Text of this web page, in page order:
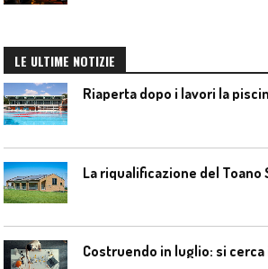
LE ULTIME NOTIZIE
Riaperta dopo i lavori la
La riqualificazione del Toano
Costruendo in luglio: si